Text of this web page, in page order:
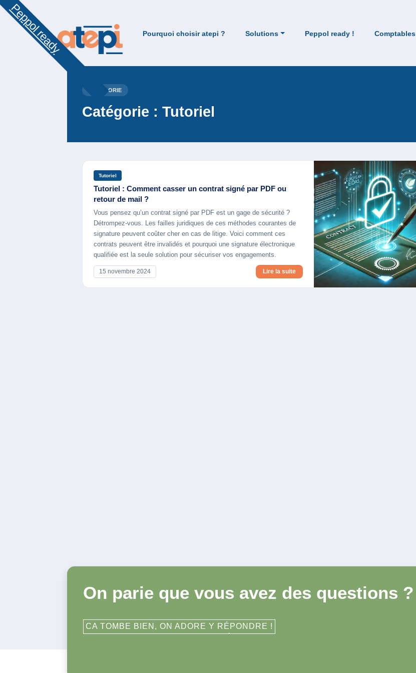
Peppol ready Pourquoi choisir atepi ? Solutions Peppol ready ! Comptables
CATÉGORIE
Catégorie : Tutoriel
Tutoriel
Tutoriel : Comment casser un contrat signé par PDF ou
retour de mail ?
Vous pensez qu’un contrat signé par PDF est un gage de sécurité ?
Détrompez-vous. Les failles juridiques de ces méthodes courantes de
signature peuvent coûter cher en cas de litige. Voici comment ces
contrats peuvent être invalidés et pourquoi une signature électronique
qualifiée est la seule solution pour sécuriser vos engagements.
15 novembre 2024 Lire la suite
On parie que vous avez des questions ?
CA TOMBE BIEN, ON ADORE Y RÉPONDRE !